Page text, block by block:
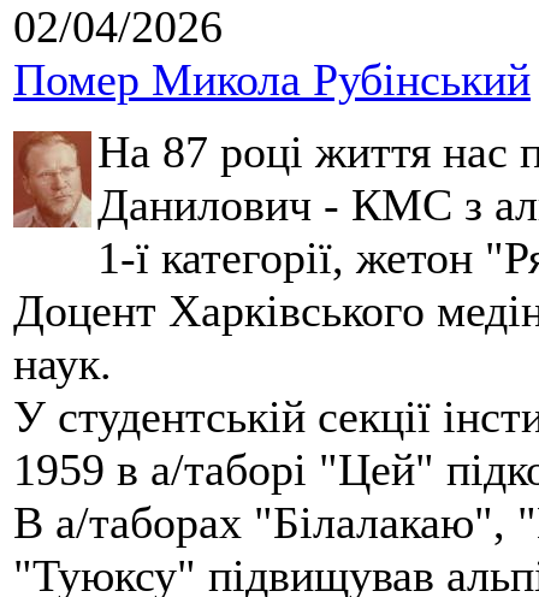
02/04/2026
Помер Микола Рубінський
На 87 році життя нас
Данилович - КМС з
1-ї категорії, жетон
Доцент Харківського
наук.
У студентській секції
1959 в а/таборі "Цей"
В а/таборах "Білалакаю",
"Туюксу" підвищував